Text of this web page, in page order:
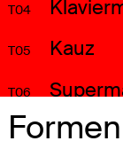
T04
T05 Kauz
T06
T07 Motorrad
Formen